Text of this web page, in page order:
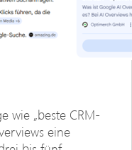
wie „beste CRM-
eine